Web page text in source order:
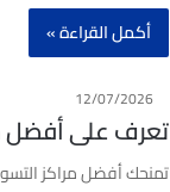
أكمل القراءة »
12/07/2026
تعرف على أفضل
تمنحك أفضل مراكز